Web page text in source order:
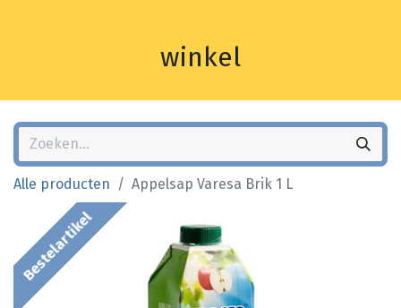
winkel
Alle producten Appelsap Varesa Brik 1 L
Bestelartikel